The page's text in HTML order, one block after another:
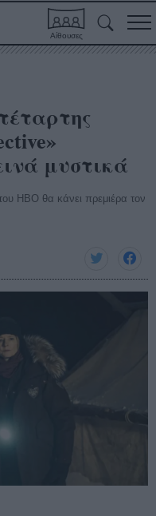
Αίθουσες
μυστικά
HBO θα κάνει πρεμιέρα τον